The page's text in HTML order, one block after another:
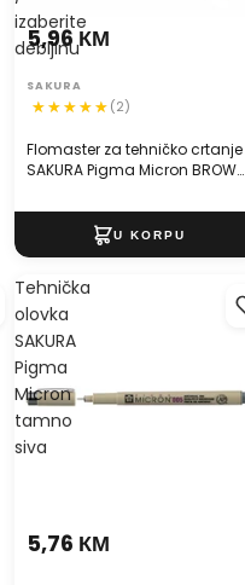
izaberite
debljinu
Flomaster za tehničko crtanje
SAKURA Pigma Micron BROWN
5,96 КМ
SAKURA
(2)
Tehnička
olovka
SAKURA
Pigma
Micron
tamno
siva
5,76 КМ